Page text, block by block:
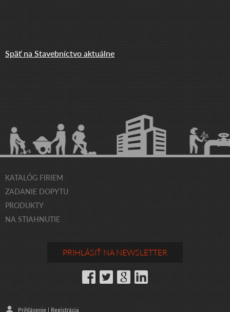
Späť na Stavebníctvo aktuálne
KATALÓG FIRIEM
ZADANIE DOPYTU
PRODUKTY
NA STIAHNUTIE
PRIHLÁSIŤ NA NEWSLETTER
Prihlásenie | Registrácia